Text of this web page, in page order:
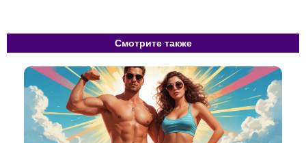
Смотрите также